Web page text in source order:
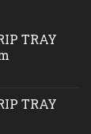
TRAY
TRAY